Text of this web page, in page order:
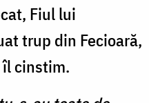
Fiul lui
trup din Fecioară,
cinstim.